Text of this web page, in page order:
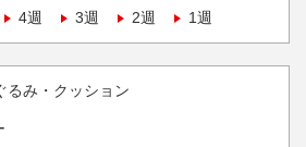
4週 3週 2週 1週
るみ・クッション